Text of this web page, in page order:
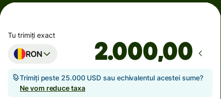
Tu trimiți exact
RON ,00
Trimiți peste 25.000 USD sau echivalentul acestei sume?
Ne vom reduce taxa